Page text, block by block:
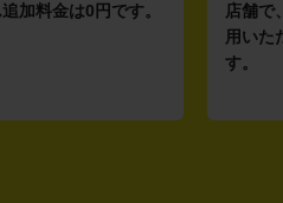
加料金は0円です。
店舗で
用いた
す。